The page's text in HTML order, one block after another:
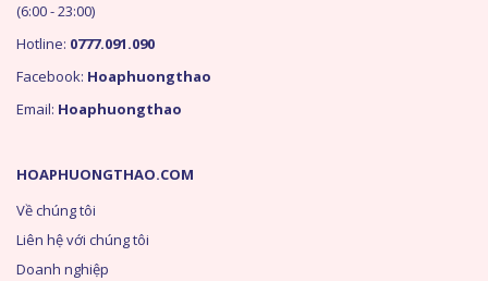
HOAPHUONGTHAO.COM
Về chúng tôi
Liên hệ với chúng tôi
Doanh nghiệp
(6:00 - 23:00)
Hotline: 0777.091.090
Facebook: Hoaphuongthao
Email: Hoaphuongthao